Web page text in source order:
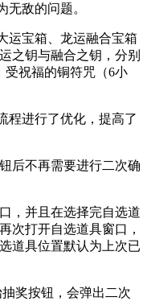
无敌的问题。
运宝箱、龙运融合宝箱
之钥与融合之钥，分别
受祝福的铜符咒（6小
程进行了优化 ， 提高了
后不再需要进行二次确
， 并且在选择完自选道
次打开自选道具窗口，
道具位置默认为上次已
奖按钮， 会弹出二次